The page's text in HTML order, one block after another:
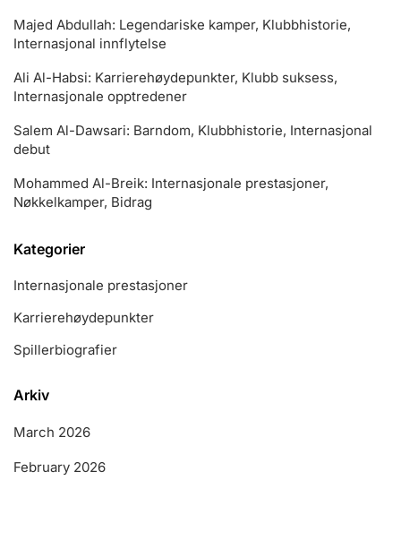
Majed Abdullah: Legendariske kamper, Klubbhistorie,
Internasjonal innflytelse
Ali Al-Habsi: Karrierehøydepunkter, Klubb suksess,
Internasjonale opptredener
Salem Al-Dawsari: Barndom, Klubbhistorie, Internasjonal
debut
Mohammed Al-Breik: Internasjonale prestasjoner,
Nøkkelkamper, Bidrag
Kategorier
Internasjonale prestasjoner
Karrierehøydepunkter
Spillerbiografier
Arkiv
March 2026
February 2026